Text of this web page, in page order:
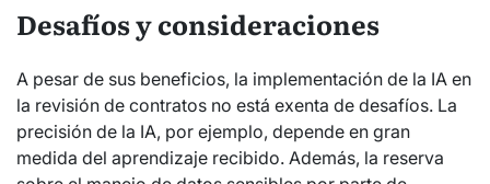
Desafíos y consideraciones
A pesar de sus beneficios, la implementación de la IA en
la revisión de contratos no está exenta de desafíos. La
precisión de la IA, por ejemplo, depende en gran
medida del aprendizaje recibido. Además, la reserva